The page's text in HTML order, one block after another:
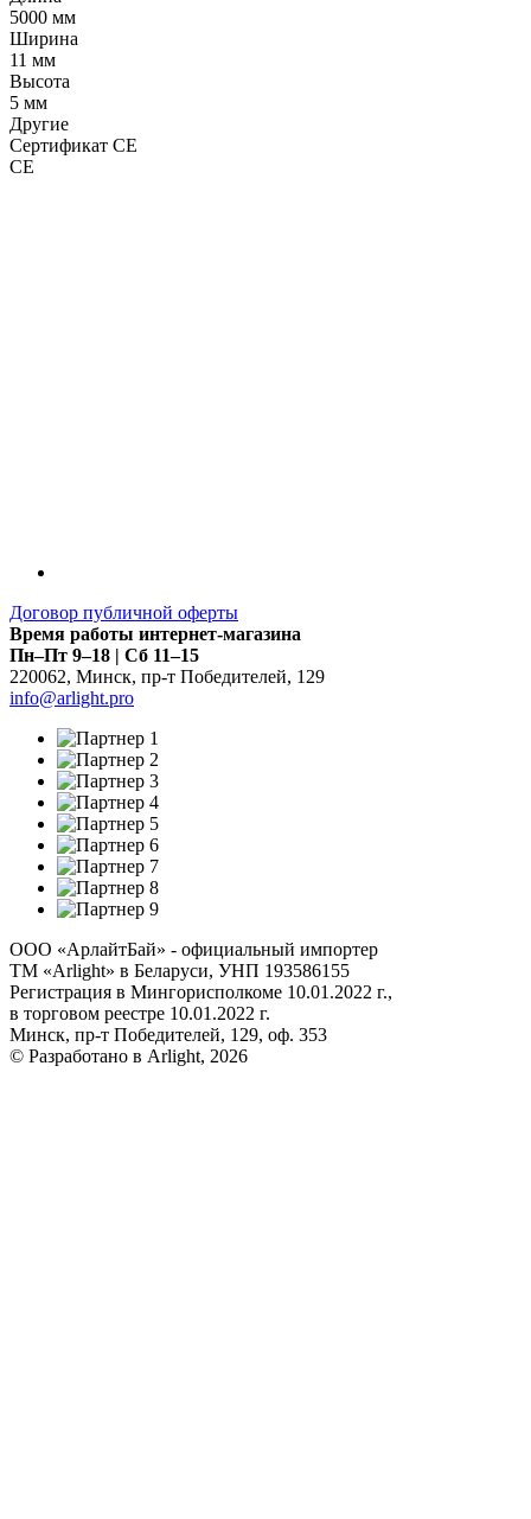
5000 мм
Ширина
11 мм
Высота
5 мм
Другие
Сертификат CE
CE
Договор публичной оферты
Время работы интернет-магазина
Пн–Пт 9–18 | Сб 11–15
220062, Минск, пр-т Победителей, 129
info@arlight.pro
ООО «АрлайтБай» - официальный импортер
ТМ «Arlight» в Беларуси, УНП 193586155
Регистрация в Мингорисполкоме 10.01.2022 г.,
в торговом реестре 10.01.2022 г.
Минск, пр-т Победителей, 129, оф. 353
© Разработано в Arlight, 2026